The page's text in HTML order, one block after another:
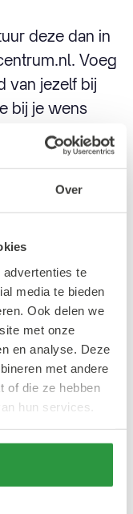
Over
te
media te bieden
Ook delen we
met onze
en analyse. Deze
met andere
of die ze hebben
hun services.
deze dan in
Voeg
van jezelf bij
bij je wens
een mooi
is, hoor je
maken
deze